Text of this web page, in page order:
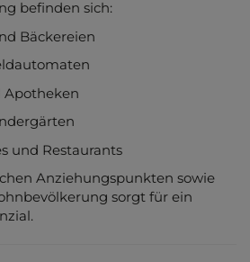
befinden sich:
Bäckereien
Apotheken
und Restaurants
Anziehungspunkten sowie
sorgt für ein